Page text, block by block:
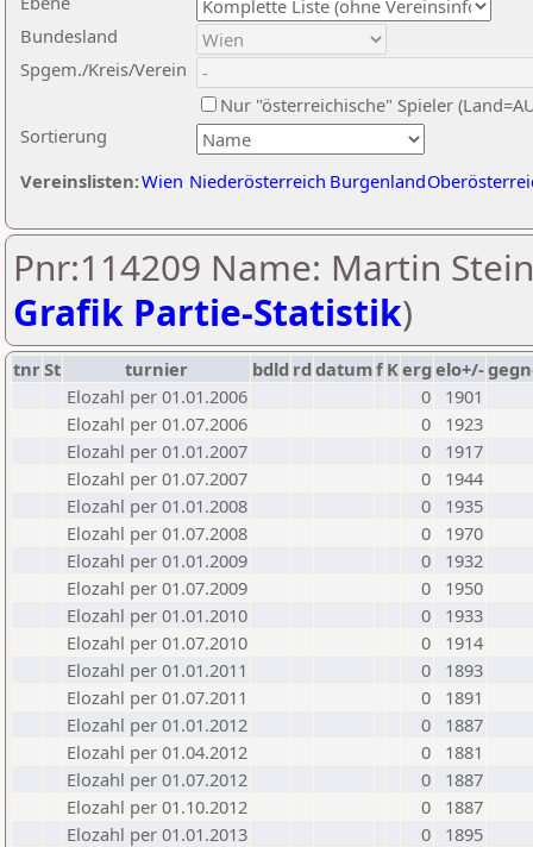
Sortierung
Bundesland
Spgem./Kreis/Verein
Nur "österreichische" Spieler
Vereinslisten:Wien Niederösterreich Burgenland
Pnr:114209 Name: Martin
Grafik Partie-Statistik)
tnrSt turnier bdld rd datumf Kerg elo+/-
Elozahl per 01.01.2006
0
1901
Elozahl per 01.07.2006
0
1923
Elozahl per 01.01.2007
0
1917
Elozahl per 01.07.2007
0
1944
Elozahl per 01.01.2008
0
1935
Elozahl per 01.07.2008
0
1970
Elozahl per 01.01.2009
0
1932
Elozahl per 01.07.2009
0
1950
Elozahl per 01.01.2010
0
1933
Elozahl per 01.07.2010
0
1914
Elozahl per 01.01.2011
0
1893
Elozahl per 01.07.2011
0
1891
Elozahl per 01.01.2012
0
1887
Elozahl per 01.04.2012
0
1881
Elozahl per 01.07.2012
0
1887
Elozahl per 01.10.2012
0
1887
Elozahl per 01.01.2013
0
1895